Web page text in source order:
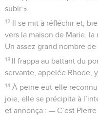
subir ».
12 Il se mit à réfléchir et,
vers la maison de Marie, la
Un assez grand nombre
13 Il frappa au battant du
servante, appelée Rhode,
14 À peine eut-elle
joie, elle se précipita à
et annonça : — C’est